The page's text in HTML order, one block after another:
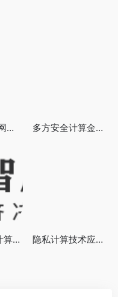
基于信息中心网络和区块链的物联网通信架构 多方安全计算金融应用评估规范（2021）
区块链+隐私计算一线实践报告(2022） 隐私计算技术应用合规指南